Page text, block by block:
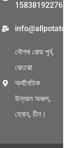
15838192276
নৌপথ রোড পূর্ব,
ঝেংঝো
অর্থনৈতিক
উন্নয়ন অঞ্চল,
হেনান, চীন।